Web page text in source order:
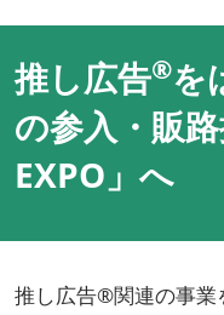
推し広告®を
の参入・販
EXPO」へ
推し広告®関連の事業